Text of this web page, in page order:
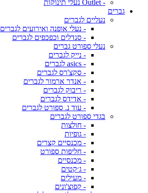
- Outlet נעלי תינוקות
גברים
נעליים לגברים
- נעלי אופנה ואירועים לגברים
- סנדלים וכפכפים לגברים
נעלי ספורט גברים
- נייק לגברים
- asics לגברים
- סקצ'רס לגברים
- אנדר ארמור לגברים
- ריבוק לגברים
- אדידס לגברים
- עוד נ. ספורט לגברים
בגדי ספורט לגברים
- חולצות
- גופיות
- מכנסיים קצרים
- חליפות ספורט
- מכנסיים
- ג׳קטים
- מעילים
- קפוצ'ונים